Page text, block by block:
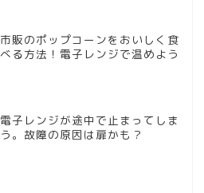
市販のポップコーンをおいしく食
べる方法！電子レンジで温めよう
電子レンジが途中で止まってしま
う。故障の原因は扉かも？